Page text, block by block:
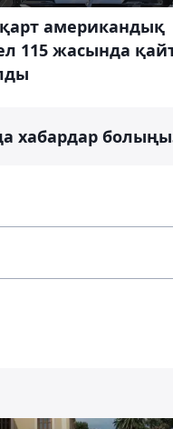
американдық
115 жасында
хабардар